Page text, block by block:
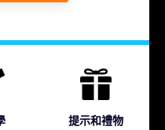
提示和禮物